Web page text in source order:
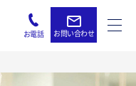
お問い合わせ
お電話